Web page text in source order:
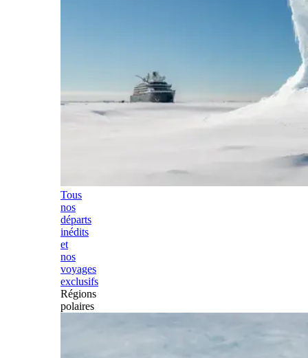
Tous
nos
départs
inédits
et
nos
voyages
exclusifs
Régions
polaires